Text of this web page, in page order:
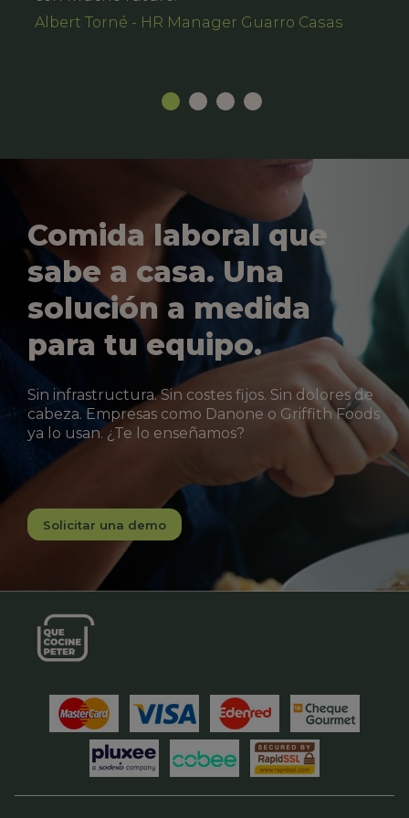
Albert Torné - HR Manager Guarro Casas
Comida laboral que
sabe a casa. Una
solución a medida
para tu equipo.
Sin infrastructura. Sin costes fijos. Sin dolores de
cabeza. Empresas como Danone o Griffith Foods
ya lo usan. ¿Te lo enseñamos?
Solicitar una demo